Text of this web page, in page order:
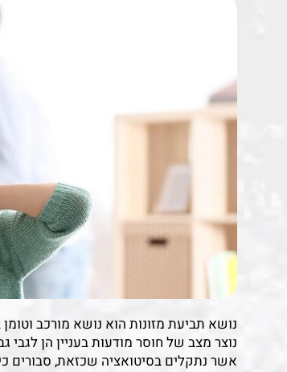
נושא תביעת מזונות הוא נושא מורכב
נוצר מצב של חוסר מודעות בעניין הן לגבי
אשר נתקלים בסיטואציה שכזאת, סבורים